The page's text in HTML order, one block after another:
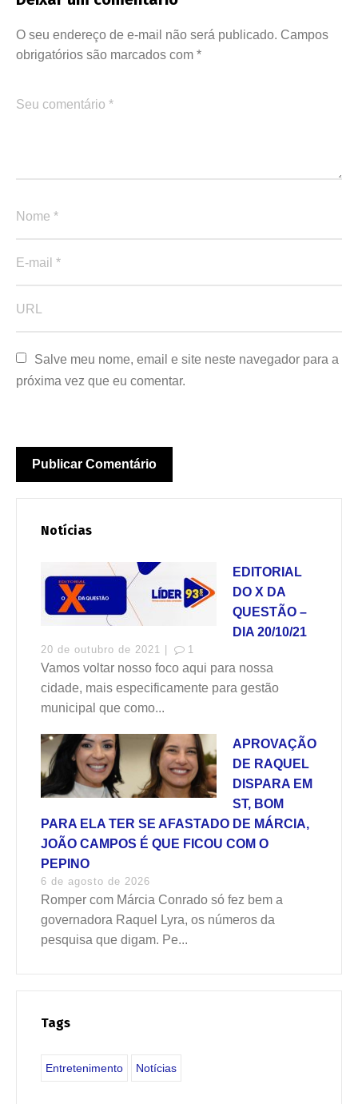
O seu endereço de e-mail não será publicado. Campos
obrigatórios são marcados com *
Salve meu nome, email e site neste navegador para a
próxima vez que eu comentar.
Notícias
EDITORIAL
DO X DA
QUESTÃO –
DIA 20/10/21
20 de outubro de 2021 | 1
Vamos voltar nosso foco aqui para nossa
cidade, mais especificamente para gestão
municipal que como...
APROVAÇÃO
DE RAQUEL
DISPARA EM
ST, BOM
PARA ELA TER SE AFASTADO DE MÁRCIA,
JOÃO CAMPOS É QUE FICOU COM O
PEPINO
6 de agosto de 2026
Romper com Márcia Conrado só fez bem a
governadora Raquel Lyra, os números da
pesquisa que digam. Pe...
Tags
Entretenimento Notícias